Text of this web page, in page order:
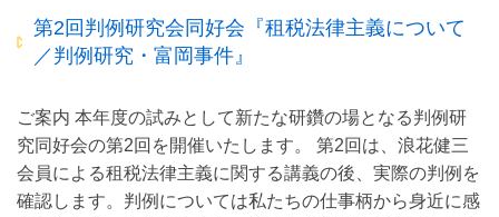
第2回判例研究会同好会『租税法律主義について
／判例研究・富岡事件』
ご案内 本年度の試みとして新たな研鑽の場となる判例研
究同好会の第2回を開催いたします。 第2回は、浪花健三
会員による租税法律主義に関する講義の後、実際の判例を
確認します。判例については私たちの仕事柄から身近に感